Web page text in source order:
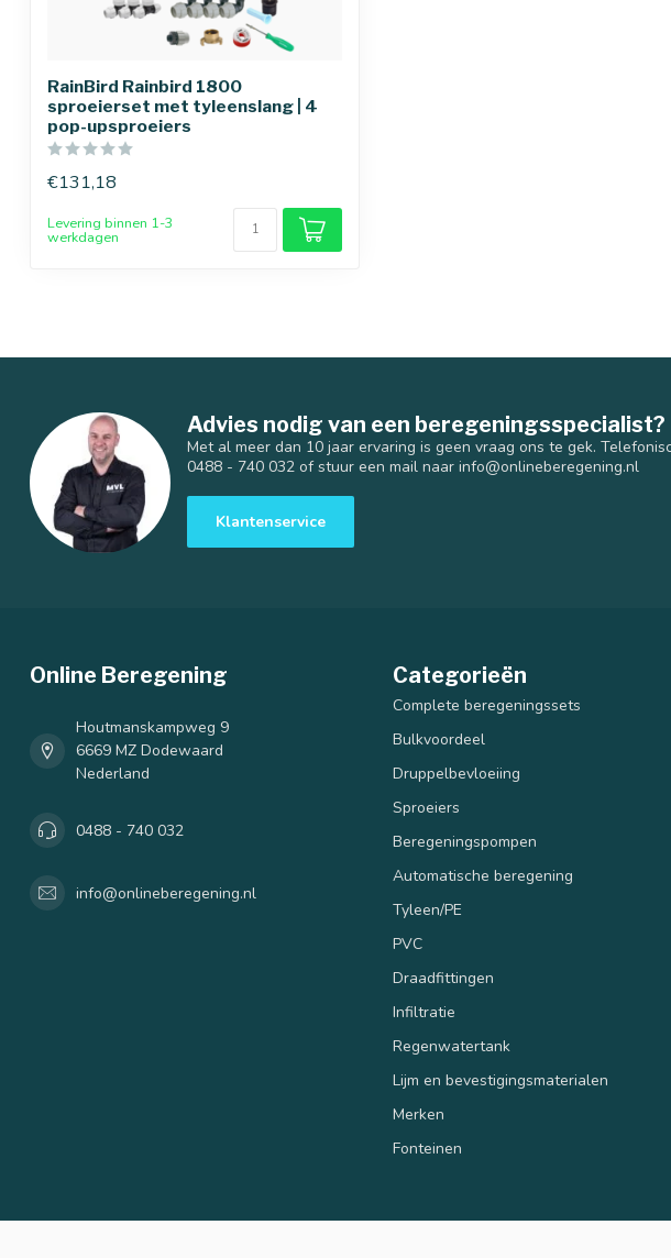
RainBird Rainbird 1800
sproeierset met tyleenslang | 4
pop-upsproeiers
€131,18
Levering binnen 1-3
werkdagen
Advies nodig van een beregeningsspecialist?
Met al meer dan 10 jaar ervaring is geen vraag ons te gek.
0488 - 740 032 of stuur een mail naar info@onlineberegening.nl
Klantenservice
Online Beregening
Houtmanskampweg 9
6669 MZ Dodewaard
Nederland
0488 - 740 032
info@onlineberegening.nl
Categorieën
Complete beregeningssets
Bulkvoordeel
Druppelbevloeiing
Sproeiers
Beregeningspompen
Automatische beregening
Tyleen/PE
PVC
Draadfittingen
Infiltratie
Regenwatertank
Lijm en bevestigingsmaterialen
Merken
Fonteinen